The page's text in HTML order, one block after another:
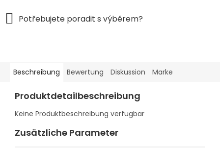
Beschreibung Bewertung Diskussion Marke
Produktdetailbeschreibung
Keine Produktbeschreibung verfügbar
Zusätzliche Parameter